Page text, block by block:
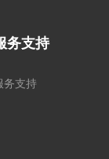
务支持
务支持